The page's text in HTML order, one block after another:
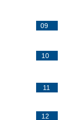
09
10
11
12